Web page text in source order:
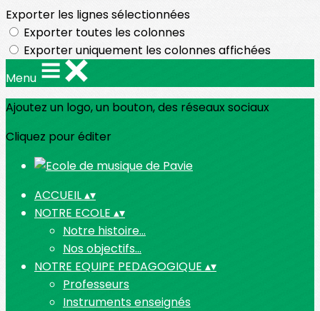
Exporter les lignes sélectionnées
Exporter toutes les colonnes
Exporter uniquement les colonnes affichées
Menu
Ajoutez un logo, un bouton, des réseaux sociaux
Cliquez pour éditer
ACCUEIL▴▾
NOTRE ECOLE ▴▾
Notre histoire...
Nos objectifs...
NOTRE EQUIPE PEDAGOGIQUE ▴▾
Professeurs
Instruments enseignés